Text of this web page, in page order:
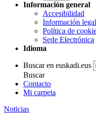
Información general
Accesibilidad
Información legal
Política de
Sede Electrónica
Idioma
Buscar en euskadi.eus
Buscar
Contacto
Mi carpeta
Noticias